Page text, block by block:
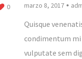
0 marzo 8, 2017
Quisque
condimentum
vulputate sem